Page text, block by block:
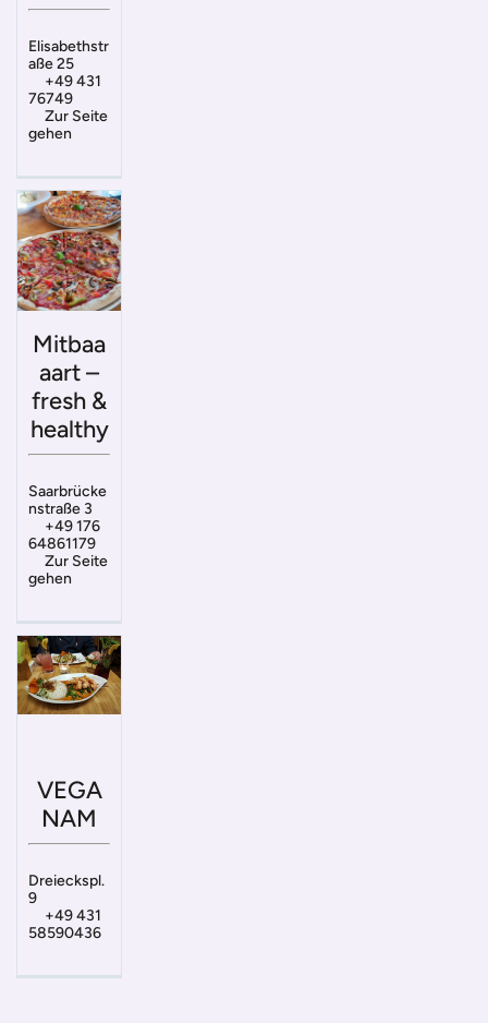
Elisabethstr
aße 25
+49 431
76749
Zur Seite
gehen
Mitbaa
aart –
fresh &
healthy
Saarbrücke
nstraße 3
+49 176
64861179
Zur Seite
gehen
VEGA
NAM
Dreieckspl.
9
+49 431
58590436